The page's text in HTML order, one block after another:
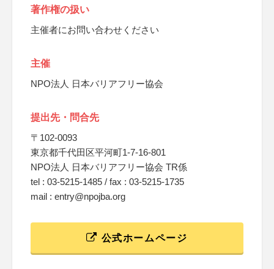
著作権の扱い
主催者にお問い合わせください
主催
NPO法人 日本バリアフリー協会
提出先・問合先
〒102-0093
東京都千代田区平河町1-7-16-801
NPO法人 日本バリアフリー協会 TR係
tel : 03-5215-1485 / fax : 03-5215-1735
mail : entry@npojba.org
公式ホームページ